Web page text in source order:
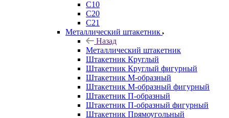
С10
С20
С21
Металлический штакетник
Назад
Металлический штакетник
Штакетник Круглый
Штакетник Круглый фигурный
Штакетник М-образный
Штакетник М-образный фигурный
Штакетник П-образный
Штакетник П-образный фигурный
Штакетник Прямоугольный